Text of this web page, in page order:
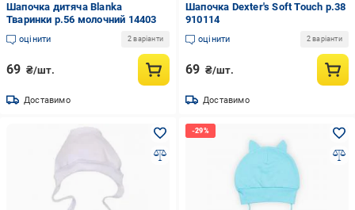
Шапочка дитяча Blanka
Тваринки р.56 молочний 14403
оцінити 2 варіанти
69 ₴/шт.
Доставимо
Шапочка Dexter's Soft Touch р.38
910114
оцінити 2 варіанти
69 ₴/шт.
Доставимо